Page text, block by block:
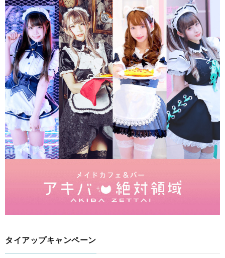
タイアップキャンペーン